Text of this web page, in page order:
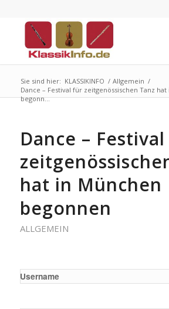
Sie sind hier: KLASSIKINFO / Allgemein /
Dance – Festival für zeitgenössischen Tanz
begonn...
Dance –
hat in München
begonnen
ALLGEMEIN
Username